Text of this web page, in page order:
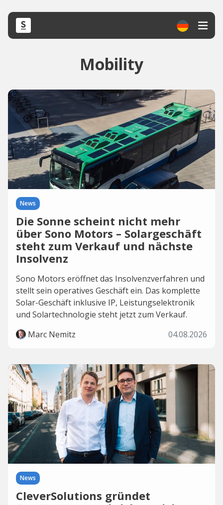
Mobility
News
Die Sonne scheint nicht mehr
über Sono Motors – Solargeschäft
steht zum Verkauf und nächste
Insolvenz
Sono Motors eröffnet das Insolvenzverfahren und
stellt sein operatives Geschäft ein. Das komplette
Solar-Geschäft inklusive IP, Leistungselektronik
und Solartechnologie steht jetzt zum Verkauf.
Marc Nemitz
04.08.2026
News
CleverSolutions gründet